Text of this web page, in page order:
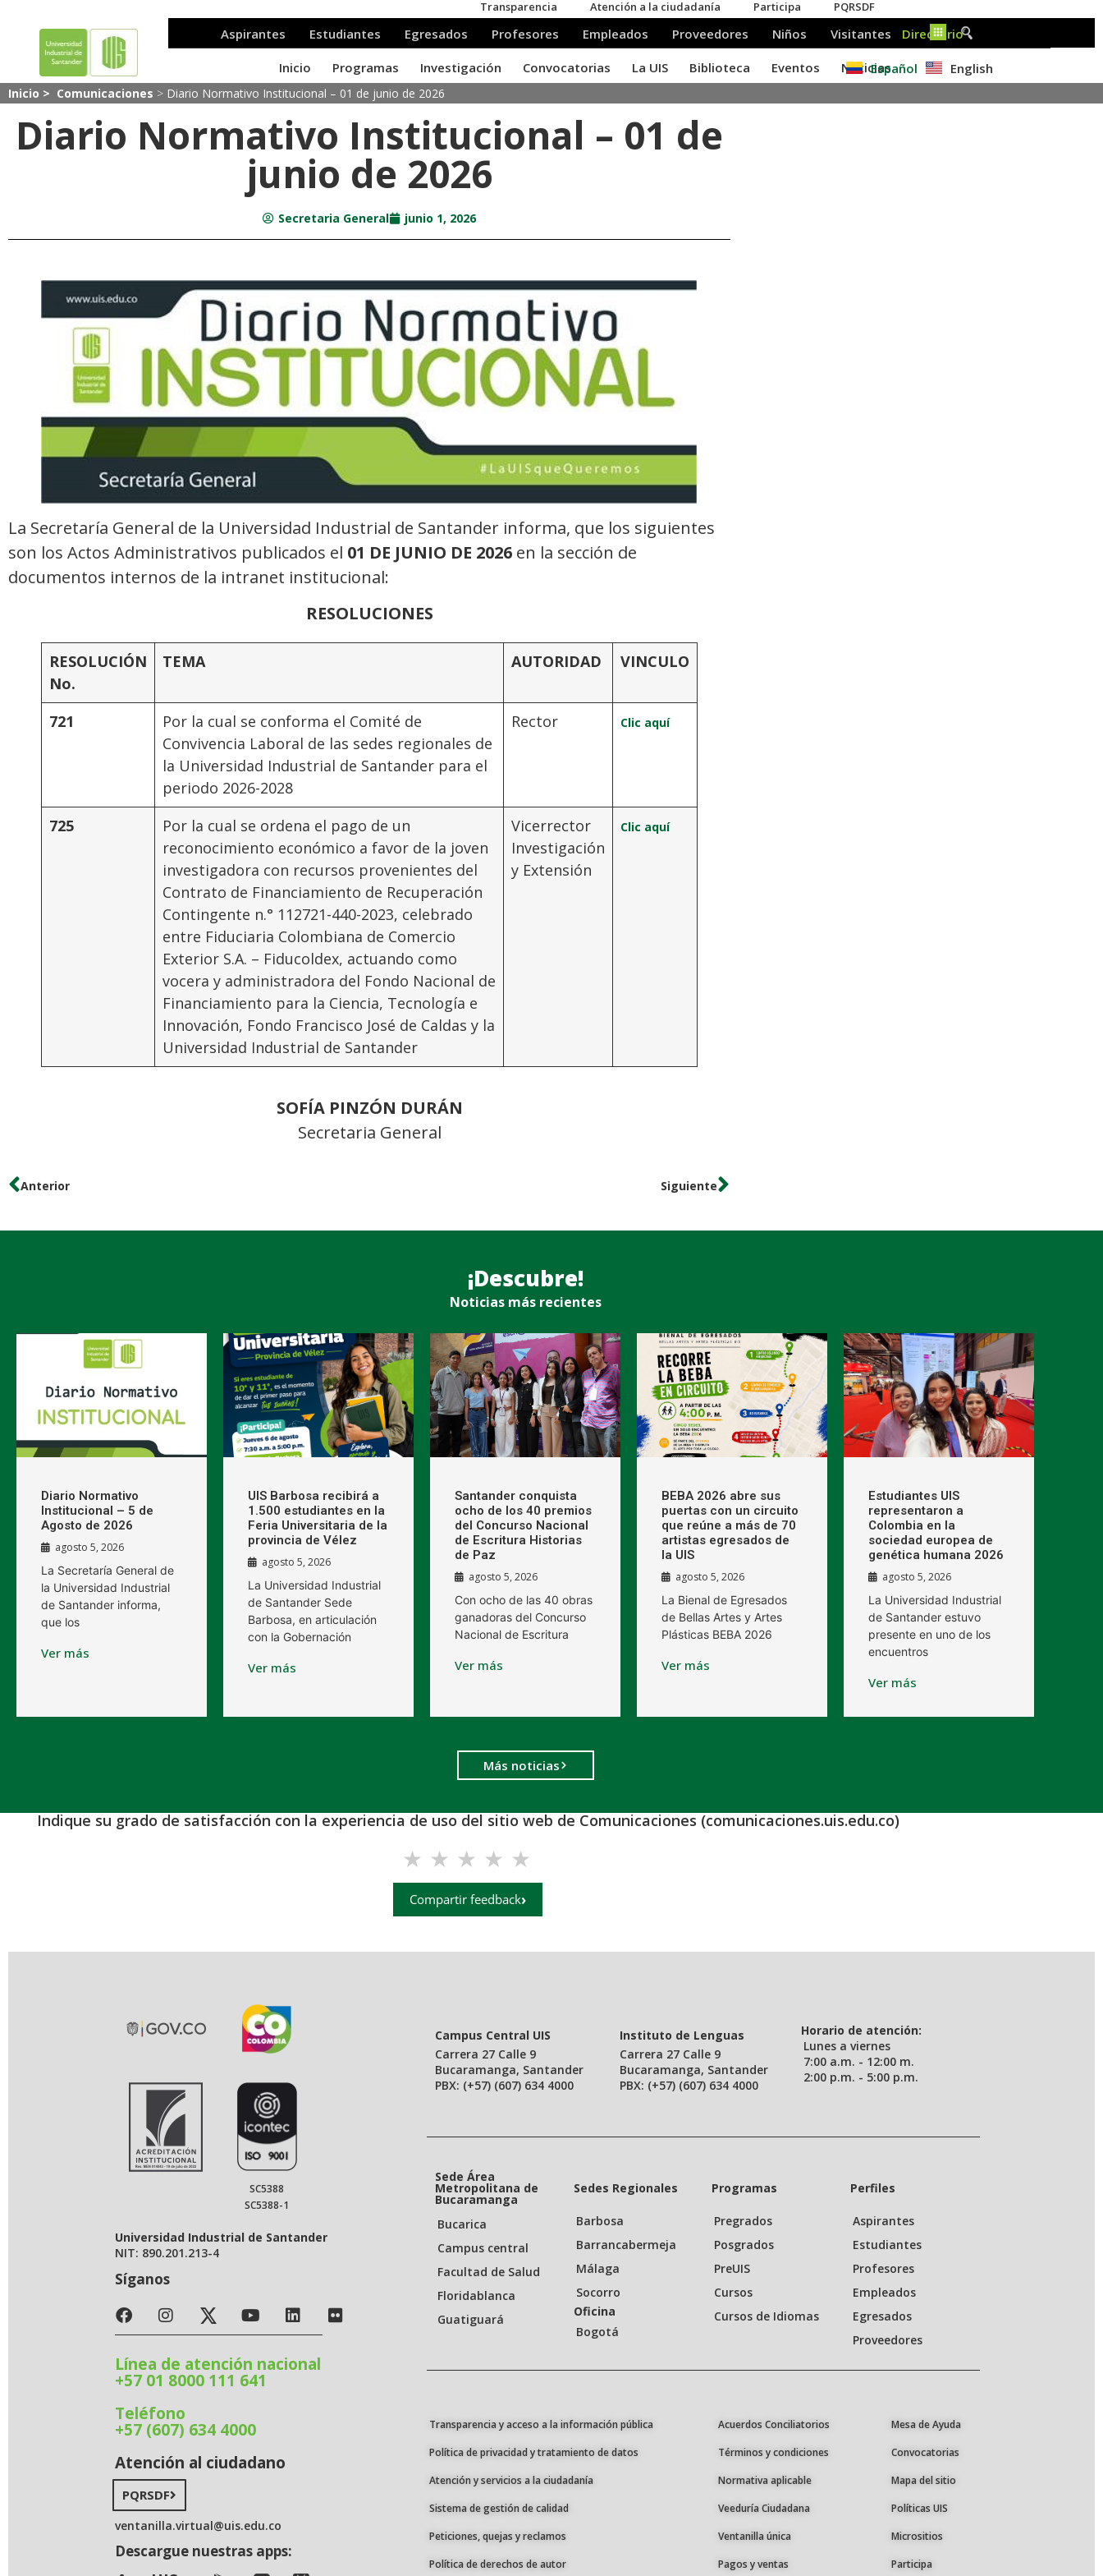
Español English
Inicio > Comunicaciones > Diario Normativo Institucional – 01 de junio de 2026
Diario Normativo Institucional – 01 de
junio de 2026
Secretaria General junio 1, 2026
La Secretaría General de la Universidad Industrial de Santander informa, que los siguientes
son los Actos Administrativos publicados el 01 DE JUNIO DE 2026 en la sección de
documentos internos de la intranet institucional:
RESOLUCIONES
RESOLUCIÓN
No.
TEMA AUTORIDAD VINCULO
721
Por la cual se conforma el Comité de
Convivencia Laboral de las sedes regionales de
la Universidad Industrial de Santander para el
periodo 2026-2028
Rector Clic aquí
725
Por la cual se ordena el pago de un
reconocimiento económico a favor de la joven
investigadora con recursos provenientes del
Contrato de Financiamiento de Recuperación
Contingente n.° 112721-440-2023, celebrado
entre Fiduciaria Colombiana de Comercio
Exterior S.A. – Fiducoldex, actuando como
vocera y administradora del Fondo Nacional de
Financiamiento para la Ciencia, Tecnología e
Innovación, Fondo Francisco José de Caldas y la
Universidad Industrial de Santander
Vicerrector
Investigación
y Extensión
Clic aquí
SOFÍA PINZÓN DURÁN
Secretaria General
Anterior Siguiente
¡Descubre!
Noticias más recientes
Diario Normativo
Institucional – 5 de
Agosto de 2026
agosto 5, 2026
La Secretaría General de
la Universidad Industrial
de Santander informa,
que los
Ver más
UIS Barbosa recibirá a
1.500 estudiantes en la
Feria Universitaria de la
provincia de Vélez
agosto 5, 2026
La Universidad Industrial
de Santander Sede
Barbosa, en articulación
con la Gobernación
Ver más
Santander conquista
ocho de los 40 premios
del Concurso Nacional
de Escritura Historias
de Paz
agosto 5, 2026
Con ocho de las 40 obras
ganadoras del Concurso
Nacional de Escritura
Ver más
BEBA 2026 abre sus
puertas con un circuito
que reúne a más de 70
artistas egresados de
la UIS
agosto 5, 2026
La Bienal de Egresados
de Bellas Artes y Artes
Plásticas BEBA 2026
Ver más
Estudiantes UIS
representaron a
Colombia en la
sociedad europea de
genética humana 2026
agosto 5, 2026
La Universidad Industrial
de Santander estuvo
presente en uno de los
encuentros
Ver más
Más noticias
Indique su grado de satisfacción con la experiencia de uso del sitio web de Comunicaciones (comunicaciones.uis.edu.co)